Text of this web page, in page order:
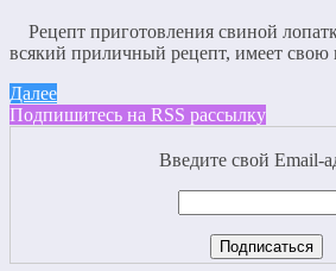
Рецепт приготовления свиной
всякий приличный рецепт, имеет
Далее
Подпишитесь на RSS рассылку
Введите свой Email-